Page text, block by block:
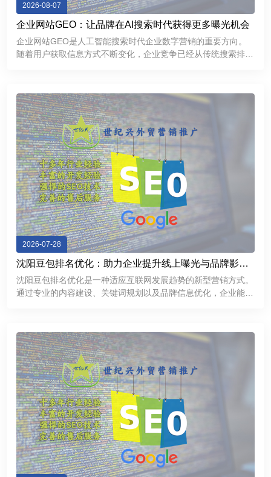
2026-08-07
企业网站GEO：让品牌在AI搜索时代获得更多曝光机会
企业网站GEO是人工智能搜索时代企业数字营销的重要方向。
随着用户获取信息方式不断变化，企业竞争已经从传统搜索排名
2026-07-28
沈阳豆包排名优化：助力企业提升线上曝光与品牌影响
力
沈阳豆包排名优化是一种适应互联网发展趋势的新型营销方式。
通过专业的内容建设、关键词规划以及品牌信息优化，企业能够